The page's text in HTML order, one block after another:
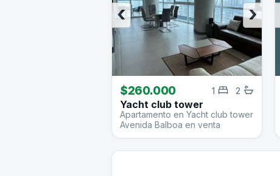
›
‹
$260.000 2
1
Yacht club tower
Apartamento en Yacht club tower
Avenida Balboa en venta